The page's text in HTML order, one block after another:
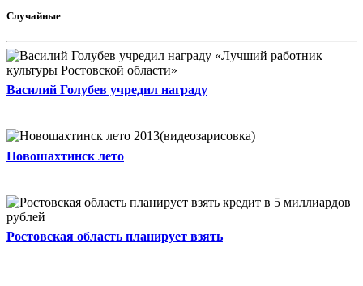
Случайные
Василий Голубев учредил награду
Новошахтинск лето
Ростовская область планирует взять